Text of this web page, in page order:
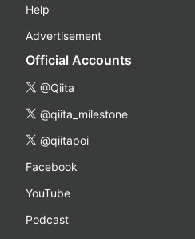
Help
Advertisement
Official Accounts
@Qiita
@qiita_milestone
@qiitapoi
Facebook
YouTube
Podcast